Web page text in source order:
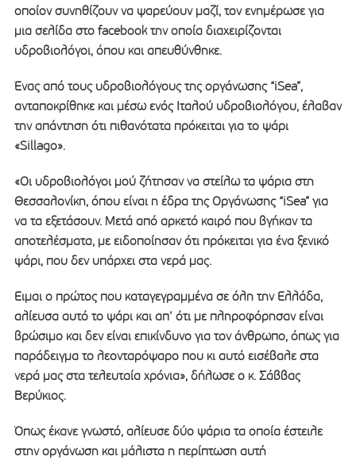
οποίον συνηθίζουν να ψαρεύουν μαζί, τον ενημέρωσε για
μια σελίδα στο facebook την οποία διαχειρίζονται
υδροβιολόγοι, όπου και απευθύνθηκε.
Ένας από τους υδροβιολόγους της οργάνωσης “iSea”,
ανταποκρίθηκε και μέσω ενός Ιταλού υδροβιολόγου, έλαβαν
την απάντηση ότι πιθανότατα πρόκειται για το ψάρι
«Sillago».
«Οι υδροβιολόγοι μού ζήτησαν να στείλω τα ψάρια στη
Θεσσαλονίκη, όπου είναι η έδρα της Οργάνωσης “iSea” για
να τα εξετάσουν. Μετά από αρκετό καιρό που βγήκαν τα
αποτελέσματα, με ειδοποίησαν ότι πρόκειται για ένα ξενικό
ψάρι, που δεν υπάρχει στα νερά μας.
Ειμαι ο πρώτος που καταγεγραμμένα σε όλη την Ελλάδα,
αλίευσα αυτό το ψάρι και απ’ ότι με πληροφόρησαν είναι
βρώσιμο και δεν είναι επικίνδυνο για τον άνθρωπο, όπως για
παράδειγμα το λεονταρόψαρο που κι αυτό εισέβαλε στα
νερά μας στα τελευταία χρόνια», δήλωσε ο κ. Σάββας
Βερύκιος.
Όπως έκανε γνωστό, αλίευσε δύο ψάρια τα οποία έστειλε
στην οργάνωση και μάλιστα η περίπτωση αυτή